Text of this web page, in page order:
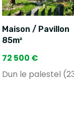
Maison / Pavillon
85m²
72 500 €
Dun le palestel